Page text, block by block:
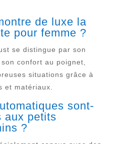
de luxe la
pour femme ?
se distingue par son
confort au poignet,
situations grâce à
et matériaux.
sont-
aux petits
?